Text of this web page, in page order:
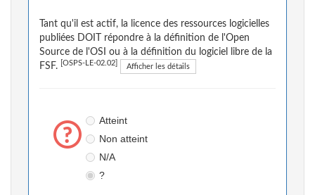
Tant qu'il est actif, la licence des ressources logicielles
publiées DOIT répondre à la définition de l'Open
Source de l'OSI ou à la définition du logiciel libre de la
FSF.
[OSPS-LE-02.02] Afficher les détails
Atteint
Non atteint
N/A
?